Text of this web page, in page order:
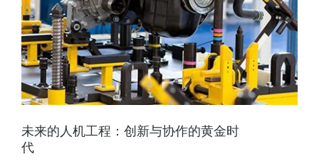
未来的人机工程：创新与协作的黄金时
代